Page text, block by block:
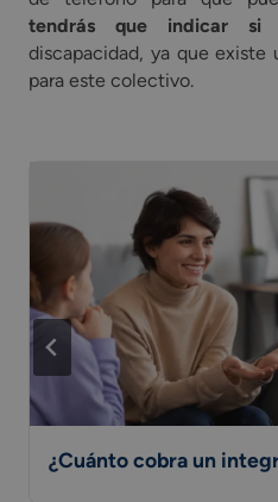
tendrás que indicar si
discapacidad, ya que existe
para este colectivo.
¿Cuánto cobra un